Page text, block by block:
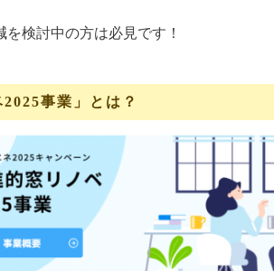
検討中の方は必見です！
事業」とは？